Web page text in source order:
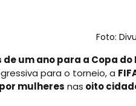
Foto:
um ano para a Copa do
para o torneio, a
mulheres nas oito